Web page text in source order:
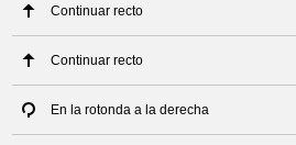
Continuar recto
Continuar recto
En la rotonda a la derecha